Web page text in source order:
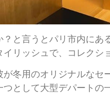
と言うとパリ市内にあ
リッシュで、コレクシ
冬用のオリジナルなセ
として大型デパートの